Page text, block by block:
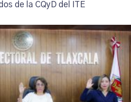
de la CQyD del ITE